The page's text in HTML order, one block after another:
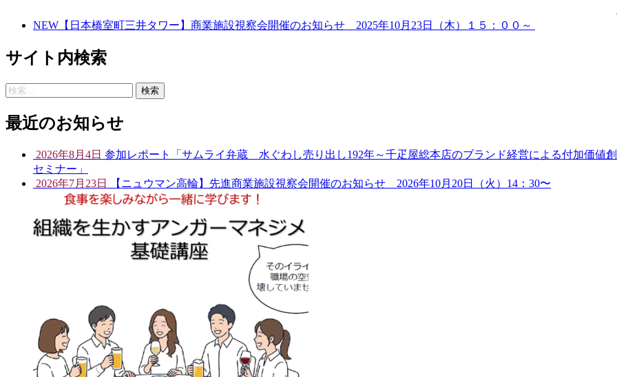
NEW【日本橋室町三井タワー】商業施設視察会開催のお知らせ 2025年10月23日（木）１５：００～
サイト内検索
検
最近のお知らせ
2026年8月4日 参加レポート「サムライ弁蔵 水ぐわし売り出し192年～千疋屋総本店のブランド経営による付加価値
セミナー」
2026年7月23日
【ニュウマン高輪】先進商業施設視察会開催のお知らせ 2026年10月20日（火）14：30〜